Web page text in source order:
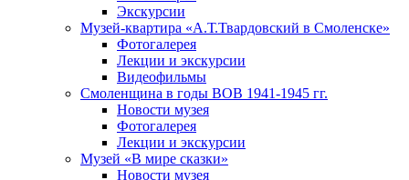
Экскурсии
Музей-квартира «А.Т.Твардовский в Смоленске»
Фотогалерея
Лекции и экскурсии
Видеофильмы
Смоленщина в годы ВОВ 1941-1945 гг.
Новости музея
Фотогалерея
Лекции и экскурсии
Музей «В мире сказки»
Новости музея